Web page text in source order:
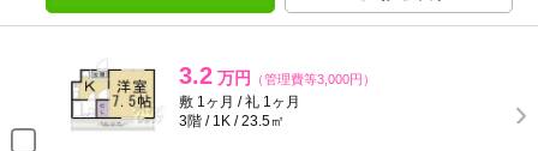
3.2 万円 （管理費等3,000円）
敷 1ヶ月 / 礼 1ヶ月
3階 / 1K / 23.5㎡